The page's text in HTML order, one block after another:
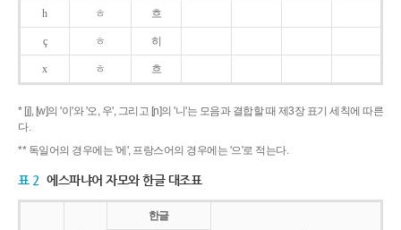
h ㅎ 흐
ç ㅎ 히
x ㅎ 흐
* [j], [w]의 '이'와 '오, 우', 그리고 [ɲ]의 '니'는 모음과 결합할 때 제3장 표기 세칙에 따른
다.
** 독일어의 경우에는 '에', 프랑스어의 경우에는 '으'로 적는다.
표 2 에스파냐어 자모와 한글 대조표
한글